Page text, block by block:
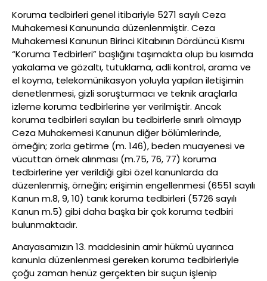
Koruma tedbirleri genel itibariyle 5271 sayılı Ceza
Muhakemesi Kanununda düzenlenmiştir. Ceza
Muhakemesi Kanunun Birinci Kitabının Dördüncü Kısmı
“Koruma Tedbirleri” başlığını taşımakta olup bu kısımda
yakalama ve gözaltı, tutuklama, adli kontrol, arama ve
el koyma, telekomünikasyon yoluyla yapılan iletişimin
denetlenmesi, gizli soruşturmacı ve teknik araçlarla
izleme koruma tedbirlerine yer verilmiştir. Ancak
koruma tedbirleri sayılan bu tedbirlerle sınırlı olmayıp
Ceza Muhakemesi Kanunun diğer bölümlerinde,
örneğin; zorla getirme (m. 146), beden muayenesi ve
vücuttan örnek alınması (m.75, 76, 77) koruma
tedbirlerine yer verildiği gibi özel kanunlarda da
düzenlenmiş, örneğin; erişimin engellenmesi (6551 sayılı
Kanun m.8, 9, 10) tanık koruma tedbirleri (5726 sayılı
Kanun m.5) gibi daha başka bir çok koruma tedbiri
bulunmaktadır.
Anayasamızın 13. maddesinin amir hükmü uyarınca
kanunla düzenlenmesi gereken koruma tedbirleriyle
çoğu zaman henüz gerçekten bir suçun işlenip